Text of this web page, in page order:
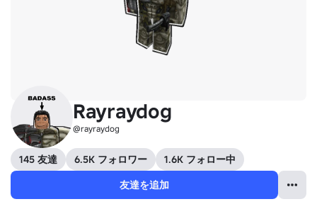
Rayraydog
@rayraydog
145 友達 6.5K フォロワー
1.6K フォロー中
友達を追加